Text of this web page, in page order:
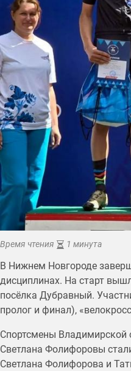
Время чтения 1 минута
В Нижнем Новгороде
дисциплинах. На старт
посёлка Дубравный.
пролог и финал),
Спортсмены Владимирской
Светлана Фолифоровы
Светлана Фолифорова и